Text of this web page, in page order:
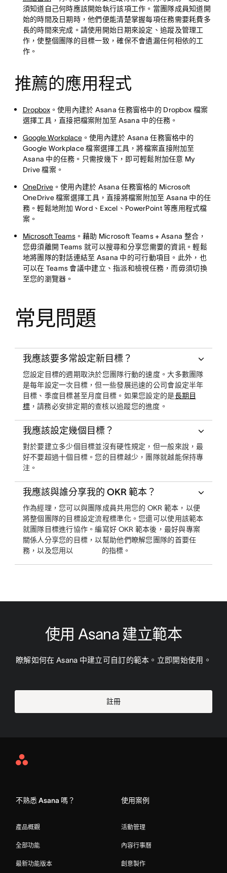
須知道自己何時應該開始執行該項工作。當團隊成員知道開
始的時間及日期時，他們便能清楚掌握每項任務需要耗費多
長的時間來完成。請使用開始日期來設定、追蹤及管理工
作，使整個團隊的目標一致，確保不會遺漏任何相依的工
作。
推薦的應用程式
Dropbox。使用內建於 Asana 任務窗格中的 Dropbox 檔案
選擇工具，直接把檔案附加至 Asana 中的任務。
Google Workplace。使用內建於 Asana 任務窗格中的
Google Workplace 檔案選擇工具，將檔案直接附加至
Asana 中的任務。只需按幾下，即可輕鬆附加任意 My
Drive 檔案。
OneDrive。使用內建於 Asana 任務窗格的 Microsoft
OneDrive 檔案選擇工具，直接將檔案附加至 Asana 中的任
務。輕鬆地附加 Word、Excel、PowerPoint 等應用程式檔
案。
Microsoft Teams。藉助 Microsoft Teams + Asana 整合，
您毋須離開 Teams 就可以搜尋和分享您需要的資訊。輕鬆
地將團隊的對話連結至 Asana 中的可行動項目。此外，也
可以在 Teams 會議中建立、指派和檢視任務，而毋須切換
至您的瀏覽器。
常見問題
我應該要多常設定新目標？
您設定目標的週期取決於您團隊行動的速度。大多數團隊
是每年設定一次目標，但一些發展迅速的公司會設定半年
目標、季度目標甚至月度目標。如果您設定的是長期目
標，請務必安排定期的查核以追蹤您的進度。
我應該設定幾個目標？
對於要建立多少個目標並沒有硬性規定，但一般來說，最
好不要超過十個目標。您的目標越少，團隊就越能保持專
注。
我應該與誰分享我的 OKR 範本？
作為經理，您可以與團隊成員共用您的 OKR 範本，以便
將整個團隊的目標設定流程標準化。您還可以使用該範本
就團隊目標進行協作。編寫好 OKR 範本後，最好與專案
關係人分享您的目標，以幫助他們瞭解您團隊的首要任
務，以及您用以
的指標。
使用 Asana 建立範本
瞭解如何在 Asana 中建立可自訂的範本。立即開始使用。
註冊
Asana
不熟悉 Asana 嗎？
產品概觀
全部功能
最新功能版本
使用案例
活動管理
內容行事曆
創意製作